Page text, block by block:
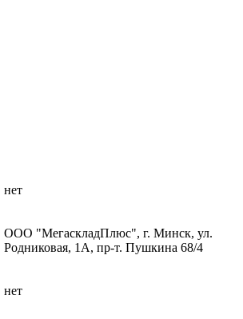
нет
ООО "МегаскладПлюс", г. Минск, ул.
Родниковая, 1А, пр-т. Пушкина 68/4
нет